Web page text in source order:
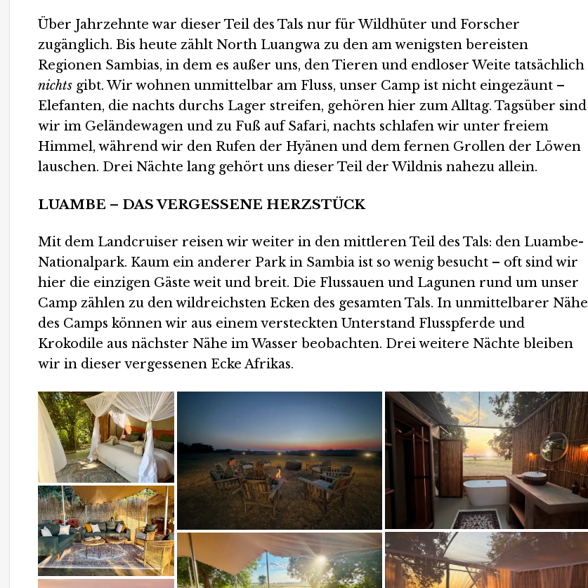
Über Jahrzehnte war dieser Teil des Tals nur für Wildhüter und Forscher
zugänglich. Bis heute zählt North Luangwa zu den am wenigsten bereisten
Regionen Sambias, in dem es außer uns, den Tieren und endloser Weite tatsächlich
nichts gibt. Wir wohnen unmittelbar am Fluss, unser Camp ist nicht eingezäunt –
Elefanten, die nachts durchs Lager streifen, gehören hier zum Alltag. Tagsüber sind
wir im Geländewagen und zu Fuß auf Safari, nachts schlafen wir unter freiem
Himmel, während wir den Rufen der Hyänen und dem fernen Grollen der Löwen
lauschen. Drei Nächte lang gehört uns dieser Teil der Wildnis nahezu allein.
LUAMBE – DAS VERGESSENE HERZSTÜCK
Mit dem Landcruiser reisen wir weiter in den mittleren Teil des Tals: den Luambe-
Nationalpark. Kaum ein anderer Park in Sambia ist so wenig besucht – oft sind wir
hier die einzigen Gäste weit und breit. Die Flussauen und Lagunen rund um unser
Camp zählen zu den wildreichsten Ecken des gesamten Tals. In unmittelbarer Nähe
des Camps können wir aus einem versteckten Unterstand Flusspferde und
Krokodile aus nächster Nähe im Wasser beobachten. Drei weitere Nächte bleiben
wir in dieser vergessenen Ecke Afrikas.